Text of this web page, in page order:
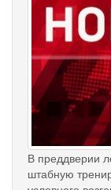
В преддверии
штабную